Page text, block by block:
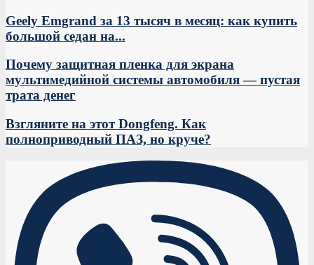
Geely Emgrand за 13 тысяч в месяц: как купить
большой седан на...
Почему защитная пленка для экрана
мультимедийной системы автомобиля — пустая
трата денег
Взгляните на этот Dongfeng. Как
полноприводный ПАЗ, но круче?